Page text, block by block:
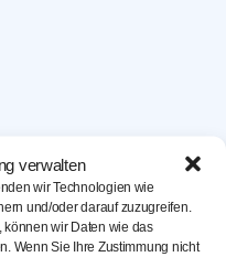
verwalten
wir Technologien wie
und/oder darauf zuzugreifen.
wir Daten wie das
Wenn Sie Ihre Zustimmung nicht